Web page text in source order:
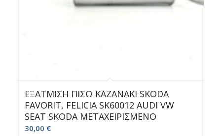
ΕΞΑΤΜΙΣΗ ΠΙΣΩ ΚΑΖΑΝΑΚΙ SKODA
FAVORIT, FELICIA SK60012 AUDI VW
SEAT SKODA ΜΕΤΑΧΕΙΡΙΣΜΕΝΟ
30,00 €